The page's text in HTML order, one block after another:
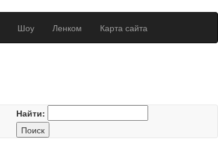
Шоу Ленком Карта сайта
Найти: